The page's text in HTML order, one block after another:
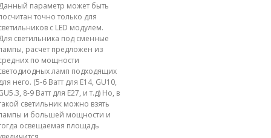
параметр может быть
точно только для
с LED модулем.
светильника под сменные
расчет предложен из
по мощности
ламп подходящих
него. (5-6 Ватт для E14, GU10,
8-9 Ватт для E27, и т.д) Но, в
светильник можно взять
и большей мощности и
освещаемая площадь